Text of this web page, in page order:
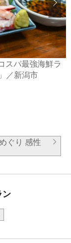
スパ最強海鮮ラ
／新潟市
ぐり 感性
ン